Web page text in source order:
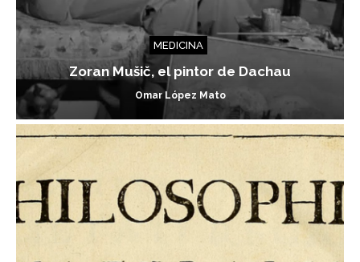
MEDICINA
Zoran Mušič, el pintor de Dachau
Omar López Mato